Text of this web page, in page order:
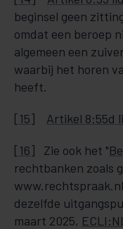
beginsel geen
omdat een beroep
algemeen een
waarbij het horen
heeft.
[15] Artikel 8:55d
[16] Zie ook het "
rechtbanken zoals
dezelfde
maart 2025,